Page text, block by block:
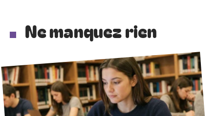
Ne manquez rien